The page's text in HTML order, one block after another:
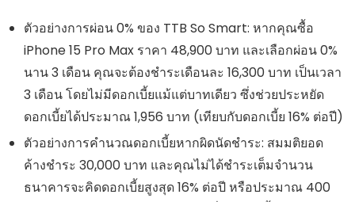
ตัวอย่างการผ่อน 0% ของ TTB So Smart: หากคุณซื้อ
iPhone 15 Pro Max ราคา 48,900 บาท และเลือกผ่อน 0%
นาน 3 เดือน คุณจะต้องชำระเดือนละ 16,300 บาท เป็นเวลา
3 เดือน โดยไม่มีดอกเบี้ยแม้แต่บาทเดียว ซึ่งช่วยประหยัด
ดอกเบี้ยได้ประมาณ 1,956 บาท (เทียบกับดอกเบี้ย 16% ต่อปี)
ตัวอย่างการคำนวณดอกเบี้ยหากผิดนัดชำระ: สมมติยอด
ค้างชำระ 30,000 บาท และคุณไม่ได้ชำระเต็มจำนวน
ธนาคารจะคิดดอกเบี้ยสูงสุด 16% ต่อปี หรือประมาณ 400